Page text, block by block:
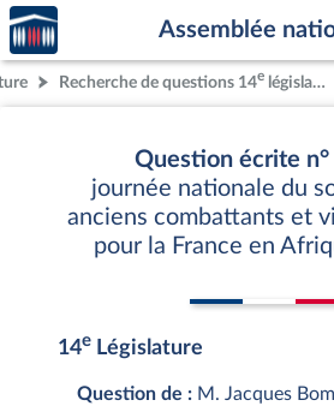
Aller au contenu
Aller en bas de la page
Accèder
à la
page
d'accueil
Assemblée
Recherche de questions 14e législature
Question écrite
journée nationale du
anciens combattants et
pour la France en
14e Législature
Question de : M. Jacques